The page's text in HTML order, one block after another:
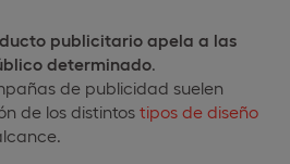
publicitario apela a las
determinado
de publicidad suelen
de los distintos tipos de diseño